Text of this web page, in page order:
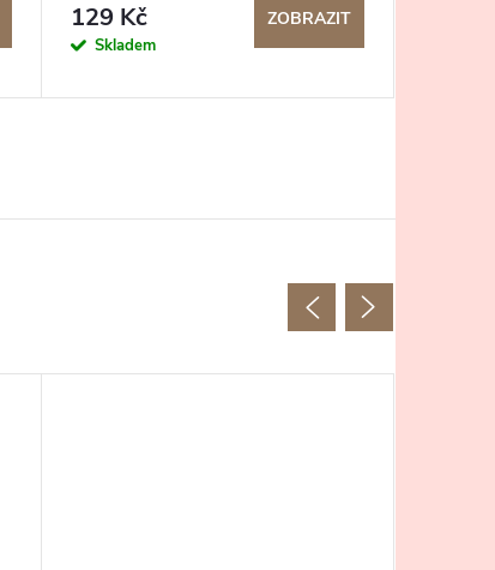
129 Kč
Skladem
ZOBRAZIT